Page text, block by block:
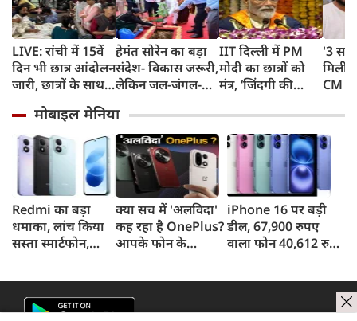
LIVE: रांची में 15वें
दिन भी छात्र आंदोलन
जारी, छात्रों के साथ
हेमंत सोरेन का बड़ा
संदेश- विकास जरूरी,
लेकिन जल-जंगल-
नहीं
IIT दिल्ली में PM
मोदी का छात्रों को
मंत्र, ‘जिंदगी की
ऑफ सिलेबस’,
चुनौतियों से मत
घबराना
'3
CM
हूं काम
मोबाइल मेनिया
Redmi का बड़ा
धमाका, लांच किया
सस्ता स्मार्टफोन,
क्या सच में 'अलविदा'
कह रहा है OnePlus?
आपके फोन के
iPhone 16 पर बड़ी
डील, 67,900 रुपए
वाला फोन 40,612 रुपए